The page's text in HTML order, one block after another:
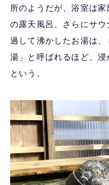
所のようだが、浴室は
の露天風呂、さらにサ
過して沸かしたお湯は
湯」と呼ばれるほど、
という。